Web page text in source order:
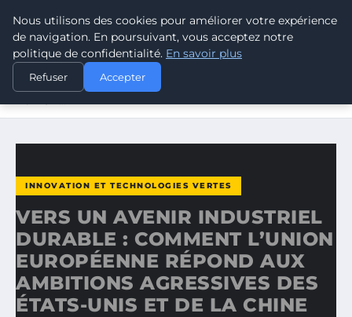
CLIMATE GUARDIAN
ACCUEIL
INNOVATION ET TECHNOLOGIES VERTES
VERS UN AVENIR INDUSTRIEL DURABLE : COMMENT
INNOVATION ET TECHNOLOGIES VERTES
VERS UN AVENIR INDUSTRIEL
DURABLE : COMMENT L’UNION
EUROPÉENNE RÉPOND AUX
AMBITIONS AGRESSIVES DES
ÉTATS-UNIS ET DE LA CHINE
Nous utilisons des cookies pour améliorer votre expérience
de navigation. En poursuivant, vous acceptez notre
politique de confidentialité. En savoir plus
Refuser Accepter